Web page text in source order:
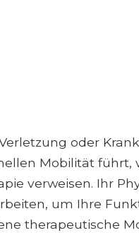
oder
Mobilität führt,
verweisen. Ihr
um Ihre
therapeutische